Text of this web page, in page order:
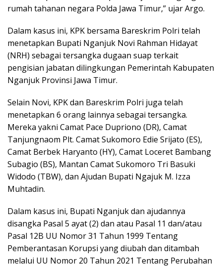
rumah tahanan negara Polda Jawa Timur,” ujar Argo.
Dalam kasus ini, KPK bersama Bareskrim Polri telah
menetapkan Bupati Nganjuk Novi Rahman Hidayat
(NRH) sebagai tersangka dugaan suap terkait
pengisian jabatan dilingkungan Pemerintah Kabupaten
Nganjuk Provinsi Jawa Timur.
Selain Novi, KPK dan Bareskrim Polri juga telah
menetapkan 6 orang lainnya sebagai tersangka.
Mereka yakni Camat Pace Dupriono (DR), Camat
Tanjungnaom Plt. Camat Sukomoro Edie Srijato (ES),
Camat Berbek Haryanto (HY), Camat Loceret Bambang
Subagio (BS), Mantan Camat Sukomoro Tri Basuki
Widodo (TBW), dan Ajudan Bupati Ngajuk M. Izza
Muhtadin.
Dalam kasus ini, Bupati Nganjuk dan ajudannya
disangka Pasal 5 ayat (2) dan atau Pasal 11 dan/atau
Pasal 12B UU Nomor 31 Tahun 1999 Tentang
Pemberantasan Korupsi yang diubah dan ditambah
melalui UU Nomor 20 Tahun 2021 Tentang Perubahan